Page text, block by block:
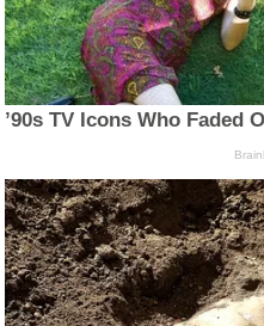
’90s TV Icons Who Faded